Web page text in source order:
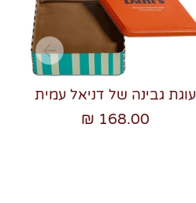
עוגת גבינה של דניאל עמית
168.00 ₪